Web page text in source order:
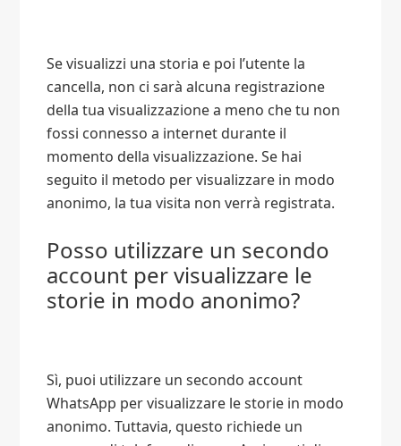
Se visualizzi una storia e poi l’utente la
cancella, non ci sarà alcuna registrazione
della tua visualizzazione a meno che tu non
fossi connesso a internet durante il
momento della visualizzazione. Se hai
seguito il metodo per visualizzare in modo
anonimo, la tua visita non verrà registrata.
Posso utilizzare un secondo
account per visualizzare le
storie in modo anonimo?
Sì, puoi utilizzare un secondo account
WhatsApp per visualizzare le storie in modo
anonimo. Tuttavia, questo richiede un